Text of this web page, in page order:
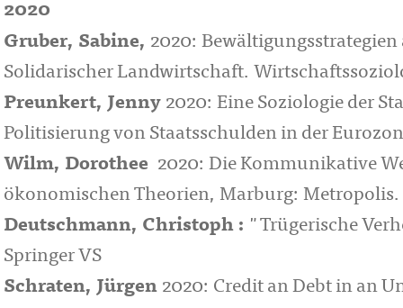
2020
Gruber, Sabine, 2020:
Solidarischer Landwirtschaft.
Preunkert, Jenny 2020: Eine Soziologie der
Politisierung von Staatsschulden in der
Wilm, Dorothee 2020: Die Kommunikative
ökonomischen Theorien, Marburg: Metropolis.
Deutschmann, Christoph : "Trügerische
Springer VS
Schraten, Jürgen 2020: Credit an Debt in an